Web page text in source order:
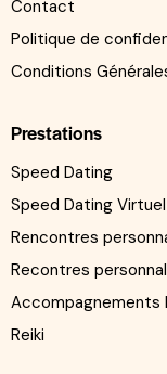
Contact
Politique de
Conditions
Prestations
Speed Dating
Speed Dating Virtuel
Rencontres
Recontres
Accompagnements
Reiki